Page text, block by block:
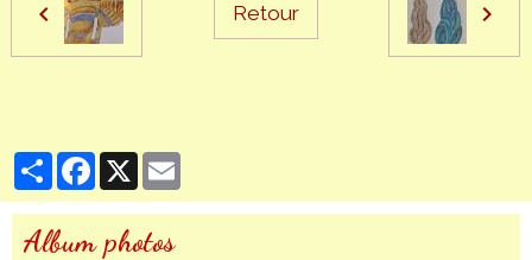
Retour
PartagerFacebook
X
Album photos